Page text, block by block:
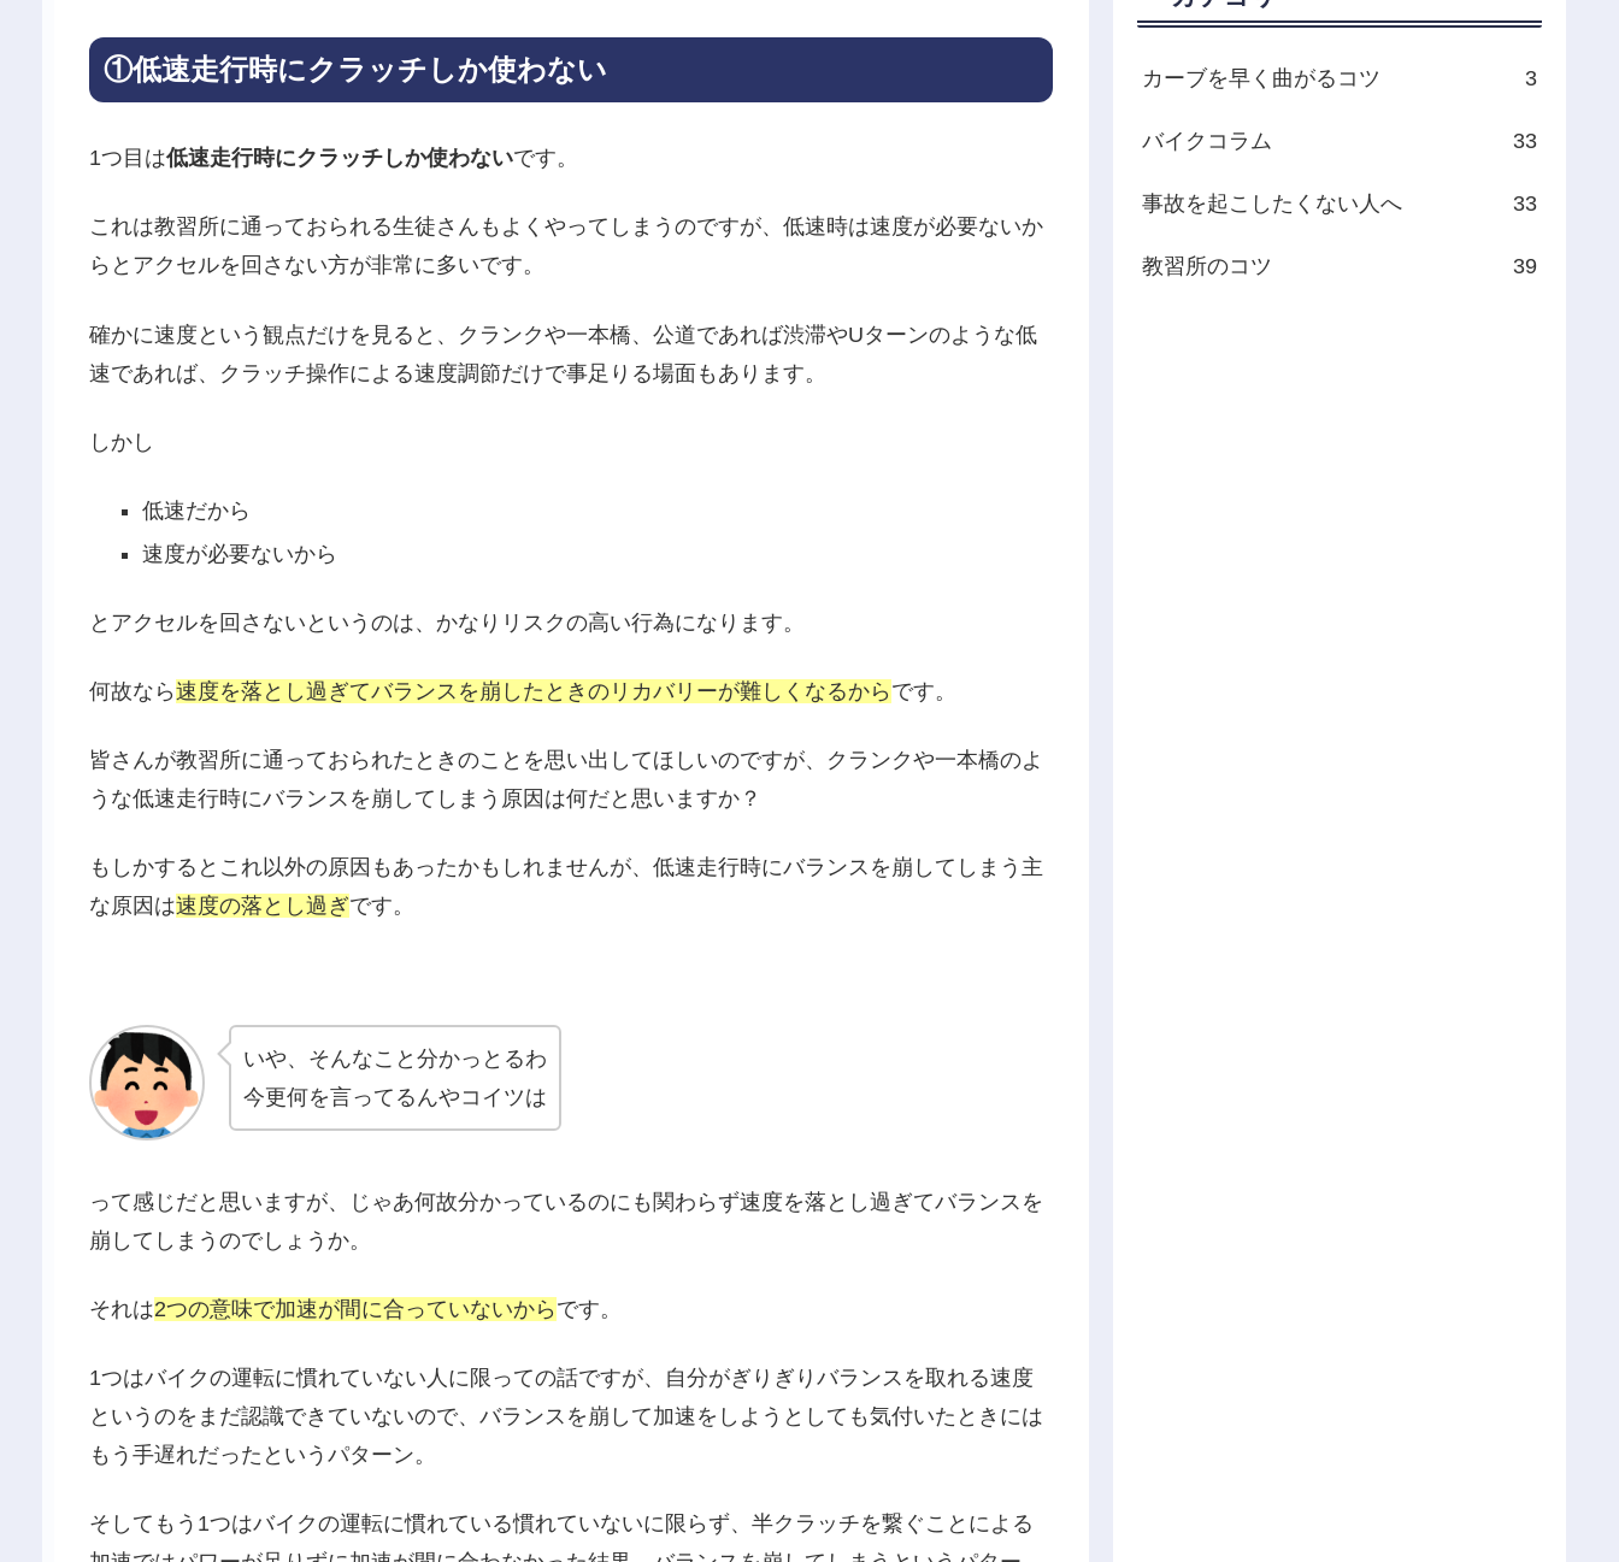
①低速走行時にクラッチしか使わない
1つ目は低速走行時にクラッチしか使わないです。
これは教習所に通っておられる生徒さんもよくやってしまうのですが、低速時は速度が必要ないか
らとアクセルを回さない方が非常に多いです。
確かに速度という観点だけを見ると、クランクや一本橋、公道であれば渋滞やUターンのような低
速であれば、クラッチ操作による速度調節だけで事足りる場面もあります。
しかし
低速だから
速度が必要ないから
とアクセルを回さないというのは、かなりリスクの高い行為になります。
何故なら速度を落とし過ぎてバランスを崩したときのリカバリーが難しくなるから です。
皆さんが教習所に通っておられたときのことを思い出してほしいのですが、クランクや一本橋のよ
うな低速走行時にバランスを崩してしまう原因は何だと思いますか？
もしかするとこれ以外の原因もあったかもしれませんが、低速走行時にバランスを崩してしまう主
な原因は速度の落とし過ぎです。
いや、そんなこと分かっとるわ
今更何を言ってるんやコイツは
って感じだと思いますが、じゃあ何故分かっているのにも関わらず速度を落とし過ぎてバランスを
崩してしまうのでしょうか。
それは2つの意味で加速が間に合っていないから です。
1つはバイクの運転に慣れていない人に限っての話ですが、自分がぎりぎりバランスを取れる速度
というのをまだ認識できていないので、バランスを崩して加速をしようとしても気付いたときには
もう手遅れだったというパターン。
そしてもう1つはバイクの運転に慣れている慣れていないに限らず、半クラッチを繋ぐことによる
カーブを早く曲がるコツ 3
バイクコラム 33
事故を起こしたくない人へ 33
教習所のコツ 39